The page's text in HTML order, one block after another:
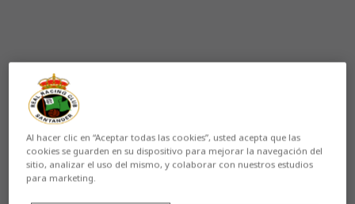
Aún no hay reacciones. ¡Sé el primero!
Racingrecibe a laCultural y Deportiva Leonesa
losCampos de Sport(domingo 14- 16:15 horas) en la
quinta jornada de
Al hacer clic en “Aceptar todas las cookies”, usted acepta que las
cookies se guarden en su dispositivo para mejorar la navegación del
sitio, analizar el uso del mismo, y colaborar con nuestros estudios
para marketing.